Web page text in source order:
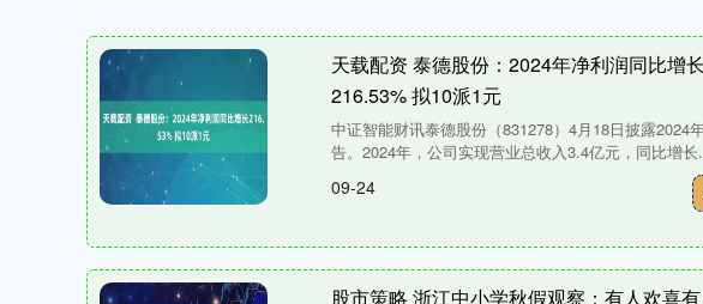
天载配资 泰德股份：2024年净利润同比增长
216.53% 拟10派1元
中证智能财讯泰德股份（831278）4月18日披露2024
告。2024年，公司实现营业总收入3.4亿元，同比增长
09-24
股市策略 浙江中小学秋假观察：有人欢喜